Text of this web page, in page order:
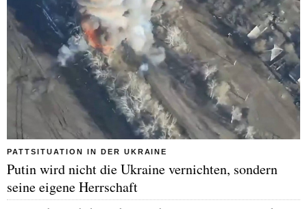
PATTSITUATION IN DER UKRAINE
Putin wird nicht die Ukraine vernichten, sondern
seine eigene Herrschaft